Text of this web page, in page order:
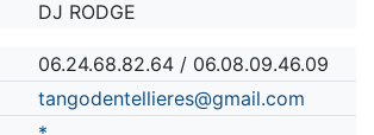
DJ RODGE
06.24.68.82.64 / 06.08.09.46.09
tangodentellieres@gmail.com